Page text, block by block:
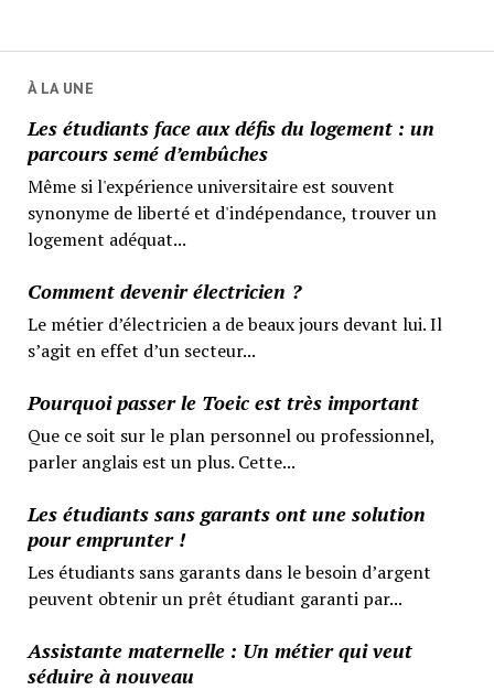
À LA UNE
Les étudiants face aux défis du logement : un
parcours semé d’embûches
Même si l'expérience universitaire est souvent
synonyme de liberté et d'indépendance, trouver un
logement adéquat...
Comment devenir électricien ?
Le métier d’électricien a de beaux jours devant lui. Il
s’agit en effet d’un secteur...
Pourquoi passer le Toeic est très important
Que ce soit sur le plan personnel ou professionnel,
parler anglais est un plus. Cette...
Les étudiants sans garants ont une solution
pour emprunter !
Les étudiants sans garants dans le besoin d’argent
peuvent obtenir un prêt étudiant garanti par...
Assistante maternelle : Un métier qui veut
séduire à nouveau